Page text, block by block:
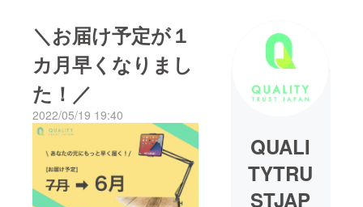
＼お届け予定が１
カ月早くなりまし
た！／
2022/05/19 19:40
QUALI
TYTRU
STJAP